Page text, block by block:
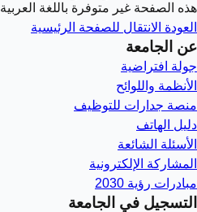
هذه الصفحة غير متوفرة باللغة العربية
العودة الانتقال للصفحة الرئيسية
عن الجامعة
جولة افتراضية
الأنظمة واللوائح
منصة جدارات للتوظيف
دليل الهاتف
الأسئلة الشائعة
المشاركة الإلكترونية
مبادرات رؤية 2030
التسجيل في الجامعة